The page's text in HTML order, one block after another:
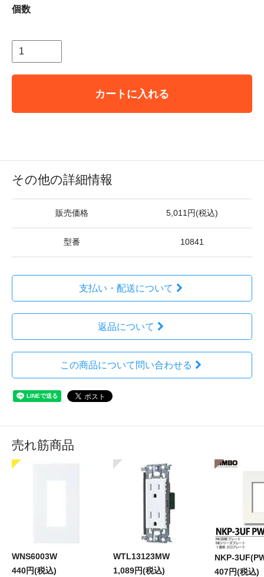
個数
カートに入れる
その他の詳細情報
販売価格 5,011円(税込)
型番 10841
支払い・配送について
返品について
この商品について問い合わせる
売れ筋商品
WNS6003W
440円(税込)
WTL13123MW
1,089円(税込)
NKP-
407円(税込)